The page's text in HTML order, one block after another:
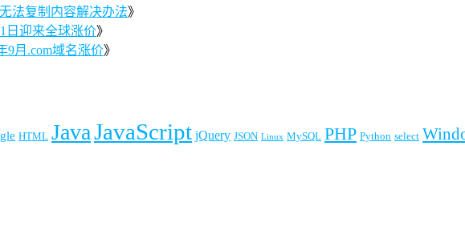
法复制内容解决办法》
日迎来全球涨价》
9月.com域名涨价》
HTML JavaJavaScript jQuery JSON Linux MySQL PHP Python select